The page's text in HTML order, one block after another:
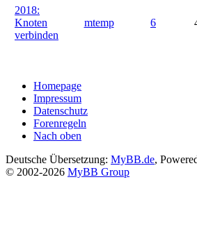
2018:
Knoten
verbinden
mtemp 6
Homepage
Impressum
Datenschutz
Forenregeln
Nach oben
Deutsche Übersetzung: MyBB.de,
© 2002-2026 MyBB Group